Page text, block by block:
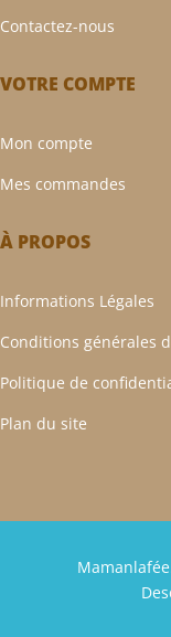
Contactez-nous
VOTRE COMPTE
Mon compte
Mes commandes
À PROPOS
Informations Légales
Conditions générales
Politique de
Plan du site